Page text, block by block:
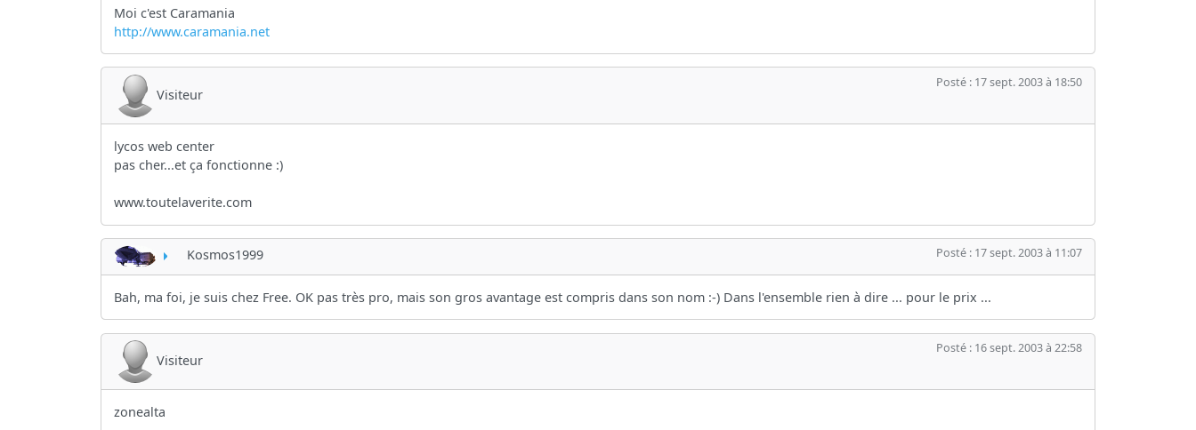
Moi c'est Caramania
http://www.caramania.net
Visiteur
Posté : 17 sept. 2003 à 18:50
lycos web center
pas cher...et ça fonctionne :)
www.toutelaverite.com
Kosmos1999 Posté : 17 sept. 2003 à 11:07
Bah, ma foi, je suis chez Free. OK pas très pro, mais son gros avantage est compris dans son nom :-) Dans l'ensemble rien à dire ... pour le prix ...
Visiteur
Posté : 16 sept. 2003 à 22:58
zonealta